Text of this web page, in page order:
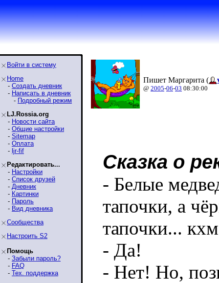
Войти в систему
Home
- Создать дневник
- Написать в дневник
- Подробный режим
LJ.Rossia.org
- Новости сайта
- Общие настройки
- Sitemap
- Оплата
- ljr-fif
Редактировать...
- Настройки
- Список друзей
- Дневник
- Картинки
- Пароль
- Вид дневника
Сообщества
Настроить S2
Помощь
- Забыли пароль?
- FAQ
- Тех. поддержка
Пишет Маргарита (
@ 2005-06-03 08:30:00
Cказка о
- Белые
тапочки, а
тапочки...
- Да!
- Нет! Но,